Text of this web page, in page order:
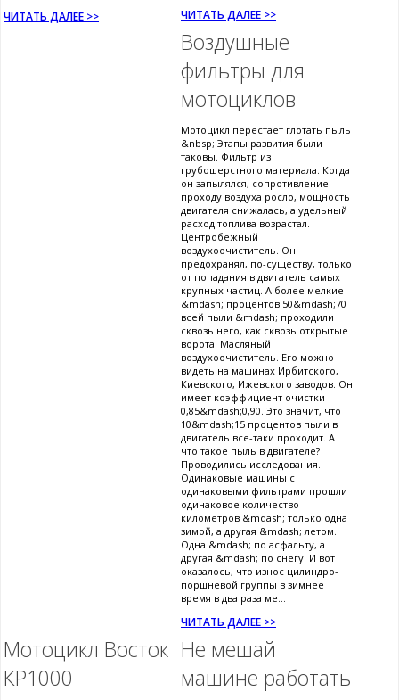
ЧИТАТЬ ДАЛЕЕ >> ЧИТАТЬ ДАЛЕЕ >>
Воздушные
фильтры для
мотоциклов
Мотоцикл перестает глотать пыль
&nbsp; Этапы развития были
таковы. Фильтр из
грубошерстного материала. Когда
он запылялся, сопротивление
проходу воздуха росло, мощность
двигателя снижалась, а удельный
расход топлива возрастал.
Центробежный
воздухоочиститель. Он
предохранял, по-существу, только
от попадания в двигатель самых
крупных частиц. А более мелкие
&mdash; процентов 50&mdash;70
всей пыли &mdash; проходили
сквозь него, как сквозь открытые
ворота. Масляный
воздухоочиститель. Его можно
видеть на машинах Ирбитского,
Киевского, Ижевского заводов. Он
имеет коэффициент очистки
0,85&mdash;0,90. Это значит, что
10&mdash;15 процентов пыли в
двигатель все-таки проходит. А
что такое пыль в двигателе?
Проводились исследования.
Одинаковые машины с
одинаковыми фильтрами прошли
одинаковое количество
километров &mdash; только одна
зимой, а другая &mdash; летом.
Одна &mdash; по асфальту, а
другая &mdash; по снегу. И вот
оказалось, что износ цилиндро-
поршневой группы в зимнее
время в два раза ме...
ЧИТАТЬ ДАЛЕЕ >>
Мотоцикл Восток
КР1000
Не мешай
машине работать